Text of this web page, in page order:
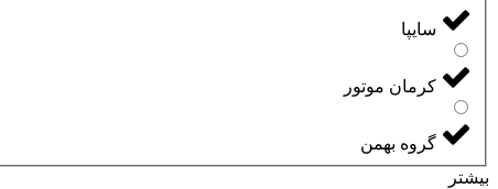
سایپا
کرمان موتور
گروه بهمن
بیشتر